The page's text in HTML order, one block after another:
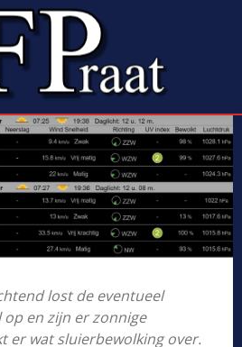
lost de eventueel
en zijn er zonnige
er wat sluierbewolking over.